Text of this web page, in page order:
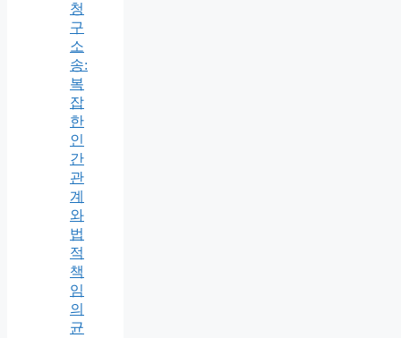
청
구
소
송:
복
잡
한
인
간
관
계
와
법
적
책
임
의
균